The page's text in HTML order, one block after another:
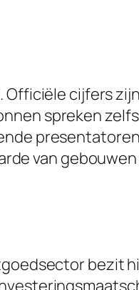
cijfers
spreken
van
bezit